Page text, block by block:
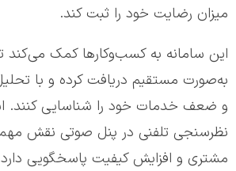
میزان رضایت خود را ثبت کند.
این سامانه به کسب‌وکارها کمک می‌کند
به‌صورت مستقیم دریافت کرده و با
و ضعف خدمات خود را شناسایی کنند.
نظرسنجی تلفنی در پنل صوتی نقش
مشتری و افزایش کیفیت پاسخگویی